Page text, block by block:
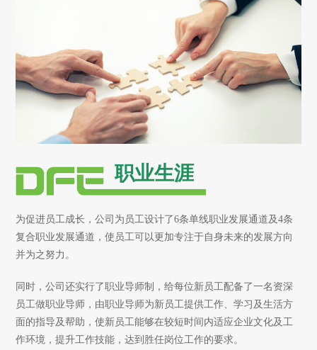
职业生涯
为促进员工成长，公司为员工设计了6条单线职业发展通道及4条
复合职业发展通道，使员工可以更加专注于自身未来的发展方向
并为之努力。
同时，公司还实行了职业导师制，给每位新员工配备了一名资深
员工做职业导师，由职业导师为新员工提供工作、学习及生活方
面的指导及帮助，使新员工能够在较短时间内适应企业文化及工
作环境，提升工作技能，达到胜任岗位工作的要求。